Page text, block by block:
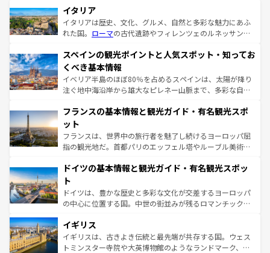
イタリア
イタリアは歴史、文化、グルメ、自然と多彩な魅力にあふ
れた国。 ローマの古代遺跡やフィレンツェのルネッサンス
ろん、トスカーナの美しい田園風景やアマルフィ海岸の絶
景など、自然景観も見逃せない。観光の合間には、本場の
ピザやパスタなど、絶品のイタリア料理を堪能することも
できる。朝目覚めてから夜眠るまで、すべての瞬間を楽し
なお、新着のイタリア情報はコンテンツ一覧を参照してほ
しい。
スペインの観光ポイントと人気スポット・知ってお
くべき基本情報
イベリア半島のほぼ80％を占めるスペインは、太陽が降り
注ぐ地中海沿岸から雄大なピレネー山脈まで、多彩な自然
文化が根付くこの国では、情熱的なフラメンコ、熱気あふ
れる闘牛、そして美味しいタパスが生活の一部となってい
る。首都マドリードの洗練された雰囲気や、バルセロナの
アートに溢れた街角から、地方では古代ローマ遺跡や中世
せる。地方によって風土や気候が異なるスペインはその個
ンテンツ一覧 を参照してほしい。
フランスの基本情報と観光ガイド・有名観光スポ
ット
フランスは、世界中の旅行者を魅了し続けるヨーロッパ屈
指の観光地だ。首都パリのエッフェル塔やルーブル美術館
で、幅広い魅力が詰まっている。華麗な宮殿、歴史的な大
聖堂、美しいビーチ、そして豊かな自然が、訪れる者を心
から魅了する。また、フランスは美食の国としても知ら
れ、フランス料理はユネスコ無形文化遺産にも登録されて
香り高いラベンダー畑など、多彩な楽しみ方が可能だ。さ
らに、パリ以外の地域にも魅力が溢れており、どの街角に
も豊かな歴史と文化が息づいている。パリ以外の個性あふ
ドイツの基本情報と観光ガイド・有名観光スポッ
ト
ドイツは、豊かな歴史と多彩な文化が交差するヨーロッパ
の中心に位置する国。中世の街並みが残るロマンチック街
顔を持つこの国は、どこを歩いても飽きることがない。ベ
ルリンの文化的活気、バイエルン州のアルプスの絶景、そ
してライン川沿いのワイン畑といった風景は必見。ビール
イギリス
イギリスは、古きよき伝統と最先端が共存する国。ウェス
トミンスター寺院や大英博物館のようなランドマーク、歴